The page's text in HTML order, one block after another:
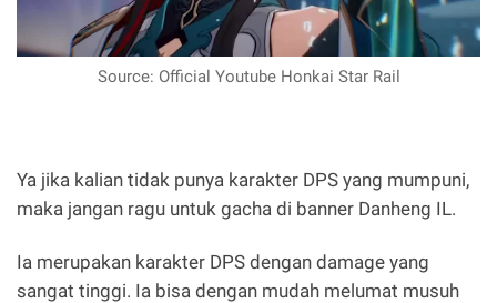
Source: Official Youtube Honkai Star Rail
Ya jika kalian tidak punya karakter DPS yang mumpuni,
maka jangan ragu untuk gacha di banner Danheng IL.
Ia merupakan karakter DPS dengan damage yang
sangat tinggi. Ia bisa dengan mudah melumat musuh